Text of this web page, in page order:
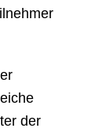
der